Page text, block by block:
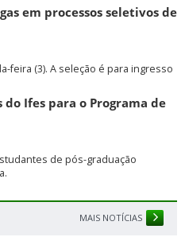
em processos seletivos de
feira (3). A seleção é para ingresso
Ifes para o Programa de
de pós-graduação
MAIS NOTÍCIAS